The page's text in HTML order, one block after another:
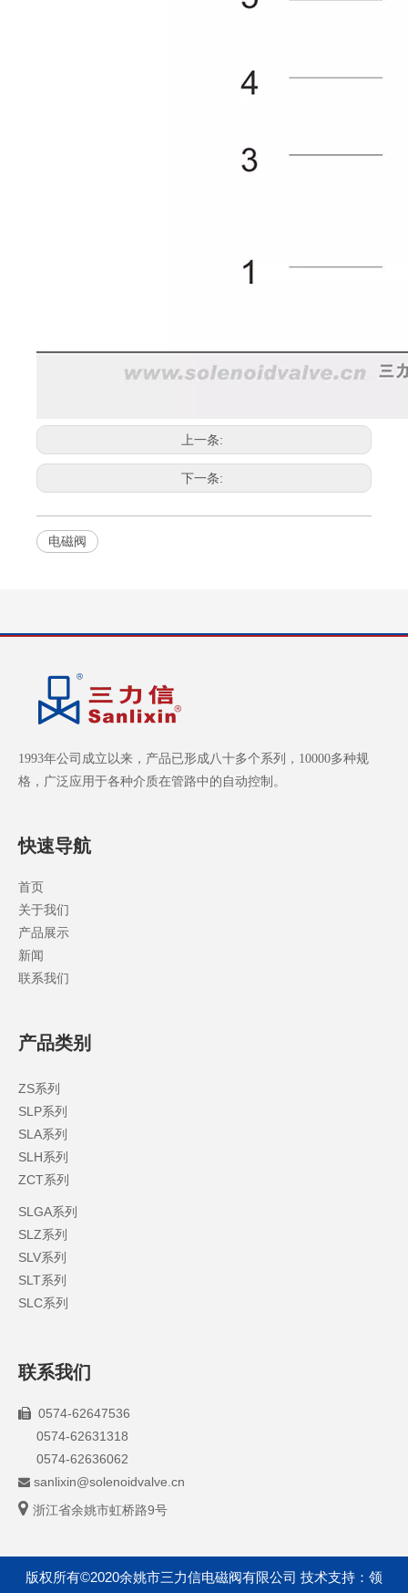
上一条:
下一条:
电磁阀
1993年公司成立以来，产品已形成八十多个系列，10000多种规
格，广泛应用于各种介质在管路中的自动控制。
快速导航
首页
关于我们
产品展示
新闻
联系我们
产品类别
ZS系列
SLP系列
SLA系列
SLH系列
ZCT系列
SLGA系列
SLZ系列
SLV系列
SLT系列
SLC系列
联系我们
 0574-62647536
0574-62631318
0574-62636062
 sanlixin@solenoidvalve.cn
 浙江省余姚市虹桥路9号
版权所有©2020余姚市三力信电磁阀有限公司 技术支持： 领